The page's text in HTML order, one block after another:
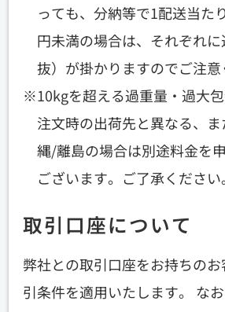
っても、分納等で1配送当た
円未満の場合は、それぞれ
抜）が掛かりますのでご注意
10kgを超える過重量・過大
注文時の出荷先と異なる、
縄/離島の場合は別途料金を
ございます。ご了承ください
取引口座について
弊社との取引口座をお持ちの
引条件を適用いたします。 な